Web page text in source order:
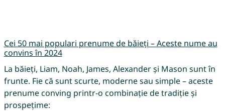
Cei 50 mai populari prenume de băieți – Aceste nume au
convins în 2024
La băieți, Liam, Noah, James, Alexander și Mason sunt în
frunte. Fie că sunt scurte, moderne sau simple – aceste
prenume conving printr-o combinație de tradiție și
prospețime: